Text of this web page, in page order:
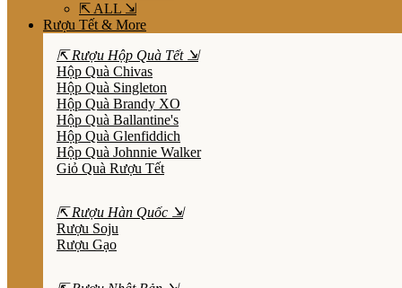
⇱ ALL ⇲
Rượu Tết & More
⇱ Rượu Hộp Quà Tết ⇲
Hộp Quà Chivas
Hộp Quà Singleton
Hộp Quà Brandy XO
Hộp Quà Ballantine's
Hộp Quà Glenfiddich
Hộp Quà Johnnie Walker
Giỏ Quà Rượu Tết
⇱ Rượu Hàn Quốc ⇲
Rượu Soju
Rượu Gạo